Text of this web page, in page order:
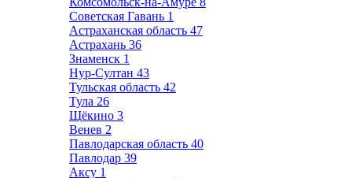
Советская Гавань 1
Астраханская область 47
Астрахань 36
Знаменск 1
Нур-Султан 43
Тульская область 42
Тула 26
Щёкино 3
Венев 2
Павлодарская область 40
Павлодар 39
Аксу 1